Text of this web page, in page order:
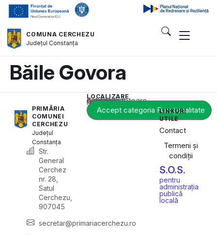
COMUNA CERCHEZU
JudețulConstanța
Băile Govora
PRIMĂRIA
COMUNEI
CERCHEZU
Județul
Constanța
Str.
General
Cerchez
nr. 28,
Satul
Cerchezu,
907045
secretar@primariacerchezu.ro
LOCALIZARE
Acest conținut este blocat până când acceptați categoria corespunzătoare de cookie-uri.
Accept categoria Funcționalitate
LINKURI
UTILE
Contact
Termeni și
condiții
S.O.S.
pentru
administrația
publică
locală